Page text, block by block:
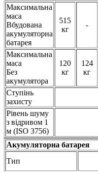
Максимальна
маса
Вбудована
акумуляторна
батарея
515
кг
-
Максимальна
маса
Без
акумулятора
120
кг
124
кг
Ступінь
захисту
Рівень шуму
з відривом 1
м (ISO 3756)
Акумуляторна батарея
Тип